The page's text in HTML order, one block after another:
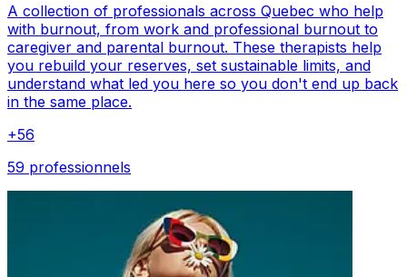
A collection of professionals across Quebec who help
with burnout, from work and professional burnout to
caregiver and parental burnout. These therapists help
you rebuild your reserves, set sustainable limits, and
understand what led you here so you don't end up back
in the same place.
+56
59 professionnels